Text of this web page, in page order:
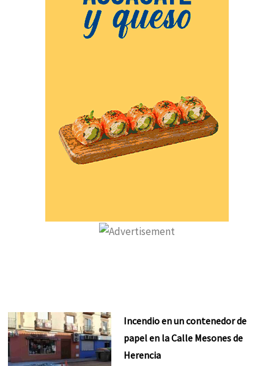
Incendio en un contenedor de
papel en la Calle Mesones de
Herencia